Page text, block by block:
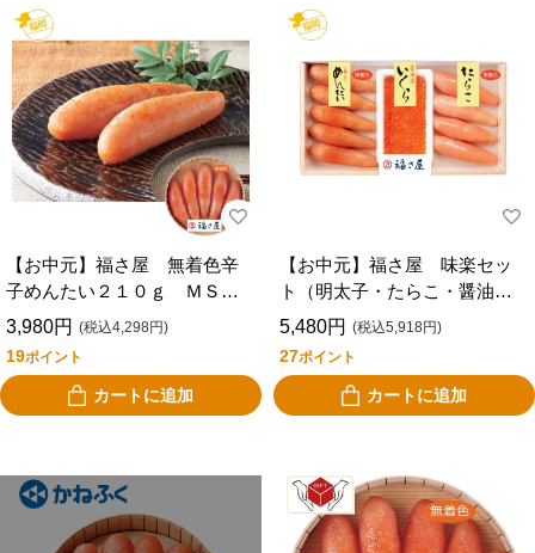
【お中元】福さ屋 無着色辛
子めんたい２１０ｇ ＭＳＲ
－２１０
3,980円 (税込4,298円)
19ポイント
カートに追加
【お中元】福さ屋 味楽セッ
ト（明太子・たらこ・醤油漬
いくら詰合せ）ＳＲ－５０Ｌ
5,480円 (税込5,918円)
27ポイント
カートに追加